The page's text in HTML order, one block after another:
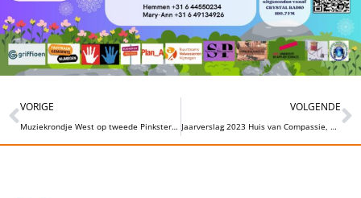
VORIGE
Muziekrondje West op tweede Pinksterdag
VOLGENDE
Jaarverslag 2023 Huis van Compassie, alle moois op een rijtje!